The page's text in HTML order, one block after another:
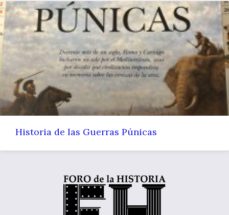
Historia de las Guerras Púnicas